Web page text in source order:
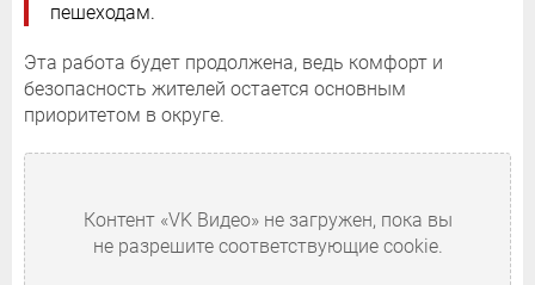
пешеходам.
Эта работа будет продолжена, ведь комфорт и
безопасность жителей остается основным
приоритетом в округе.
Контент «VK Видео» не загружен, пока вы
не разрешите соответствующие cookie.